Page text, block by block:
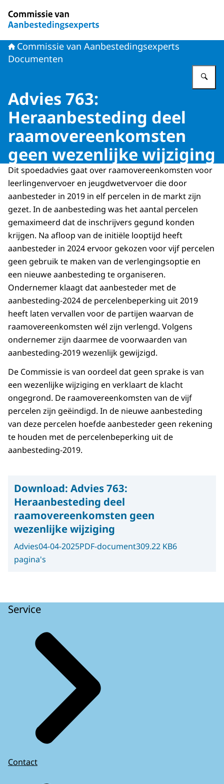
Commissie van Aanbestedingsexperts
Documenten
Advies 763:
Heraanbesteding deel
raamovereenkomsten
geen wezenlijke wijziging
Dit spoedadvies gaat over raamovereenkomsten voor
leerlingenvervoer en jeugdwetvervoer die door
aanbesteder in 2019 in elf percelen in de markt zijn
gezet. In de aanbesteding was het aantal percelen
gemaximeerd dat de inschrijvers gegund konden
krijgen. Na afloop van de initiële looptijd heeft
aanbesteder in 2024 ervoor gekozen voor vijf percelen
geen gebruik te maken van de verlengingsoptie en
een nieuwe aanbesteding te organiseren.
Ondernemer klaagt dat aanbesteder met de
aanbesteding-2024 de percelenbeperking uit 2019
heeft laten vervallen voor de partijen waarvan de
raamovereenkomsten wél zijn verlengd. Volgens
ondernemer zijn daarmee de voorwaarden van
aanbesteding-2019 wezenlijk gewijzigd.
De Commissie is van oordeel dat geen sprake is van
een wezenlijke wijziging en verklaart de klacht
ongegrond. De raamovereenkomsten van de vijf
percelen zijn geëindigd. In de nieuwe aanbesteding
van deze percelen hoefde aanbesteder geen rekening
te houden met de percelenbeperking uit de
aanbesteding-2019.
Download: Advies 763:
Heraanbesteding deel
raamovereenkomsten geen
wezenlijke wijziging
Advies04-04-2025PDF-document309.22 KB6
pagina's
Service
Contact